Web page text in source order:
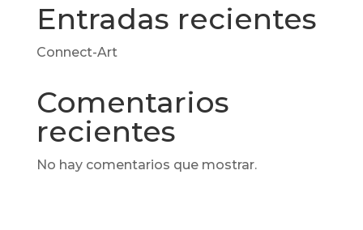
Entradas recientes
Connect-Art
Comentarios
recientes
No hay comentarios que mostrar.